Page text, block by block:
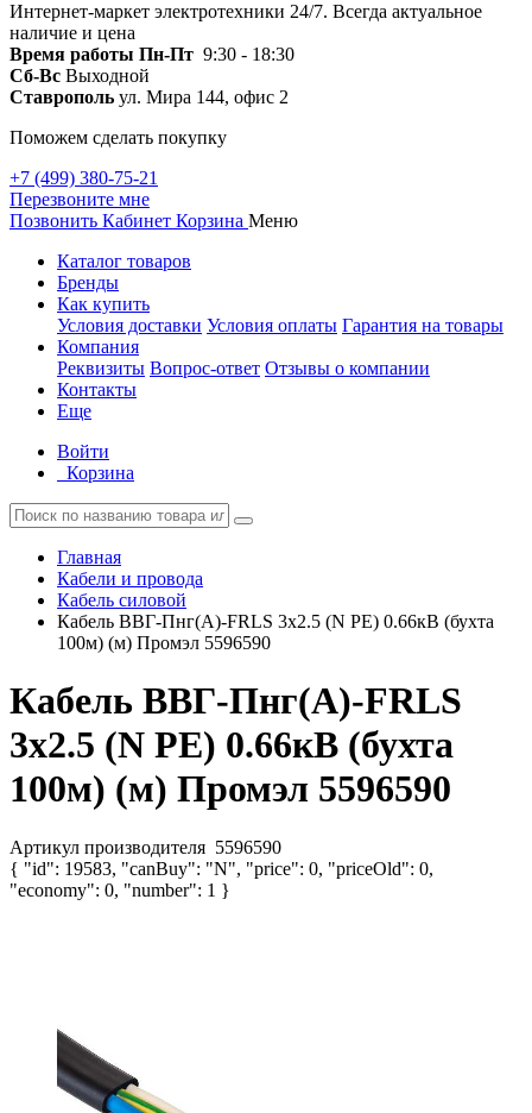
Интернет-маркет электротехники 24/7. Всегда актуальное
наличие и цена
Время работы Пн-Пт 9:30 - 18:30
Сб-Вс Выходной
Ставрополь ул. Мира 144, офис 2
Поможем сделать покупку
+7 (499) 380-75-21
Перезвоните мне
Позвонить Кабинет Корзина Меню
Каталог товаров
Бренды
Как купить
Условия доставки Условия оплаты Гарантия на товары
Компания
Реквизиты Вопрос-ответ Отзывы о компании
Контакты
Еще
Войти
Корзина
Главная
Кабели и провода
Кабель силовой
Кабель ВВГ-Пнг(А)-FRLS 3х2.5 (N PE) 0.66кВ (бухта
100м) (м) Промэл 5596590
Кабель ВВГ-Пнг(А)-FRLS
3х2.5 (N PE) 0.66кВ (бухта
100м) (м) Промэл 5596590
Артикул производителя 5596590
{ "id": 19583, "canBuy": "N", "price": 0, "priceOld": 0,
"economy": 0, "number": 1 }